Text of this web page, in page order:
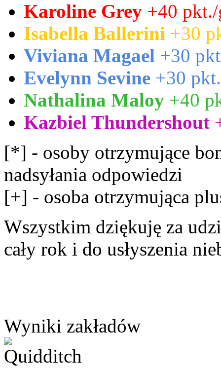
Karoline Grey +40
Isabella Ballerini +30
Viviana Magael +30
Evelynn Sevine +30
Nathalina Maloy +40
Kazbiel Thundershout
[*] - osoby otrzymujące
nadsyłania odpowiedzi
[+] - osoba otrzymująca
Wszystkim dziękuję za
cały rok i do usłyszenia
Wyniki zakładów